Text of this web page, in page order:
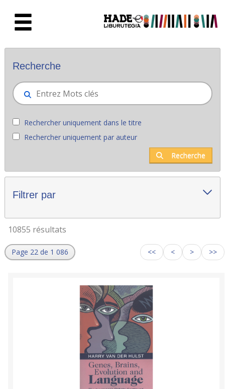
Nouveaux livres - Liburutegia
Recherche
Rechercher uniquement dans le titre
Rechercher uniquement par auteur
Recherche
Filtrer par
10855 résultats
Page 22 de 1 086 << < > >>